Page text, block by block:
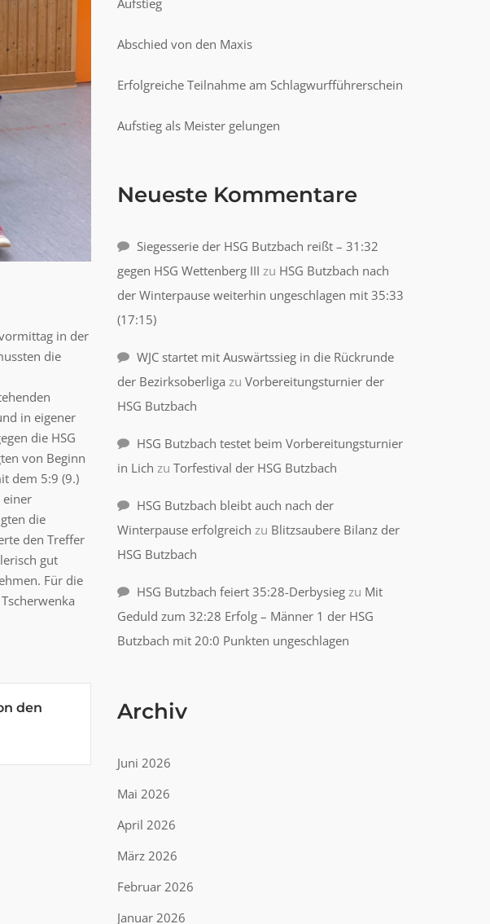
in der
die
in eigener
die HSG
von Beginn
dem 5:9 (9.)
einer
die
den Treffer
gut
Für die
den
Aufstieg
Abschied von den Maxis
Erfolgreiche Teilnahme am Schlagwurfführerschein
Aufstieg als Meister gelungen
Neueste Kommentare
Siegesserie der HSG Butzbach reißt – 31:32
gegen HSG Wettenberg III zu HSG Butzbach nach
der Winterpause weiterhin ungeschlagen mit 35:33
(17:15)
WJC startet mit Auswärtssieg in die Rückrunde
der Bezirksoberliga zu Vorbereitungsturnier der
HSG Butzbach
HSG Butzbach testet beim Vorbereitungsturnier
in Lich zu Torfestival der HSG Butzbach
HSG Butzbach bleibt auch nach der
Winterpause erfolgreich zu Blitzsaubere Bilanz der
HSG Butzbach
HSG Butzbach feiert 35:28-Derbysiegzu Mit
Geduld zum 32:28 Erfolg – Männer 1 der HSG
Butzbach mit 20:0 Punkten ungeschlagen
Archiv
Juni 2026
Mai 2026
April 2026
März 2026
Februar 2026
Januar 2026